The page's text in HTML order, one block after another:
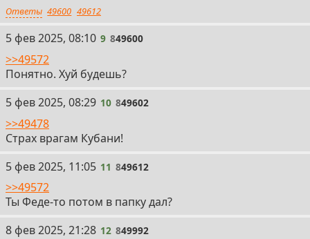
Ответы 49600 49612
9
5 фев 2025, 08:10 9 849600
>>49572
Понятно. Хуй будешь?
10
5 фев 2025, 08:29 10 849602
>>49478
Страх врагам Кубани!
11
5 фев 2025, 11:05 11 849612
>>49572
Ты Феде-то потом в папку дал?
12
8 фев 2025, 21:28 12 849992